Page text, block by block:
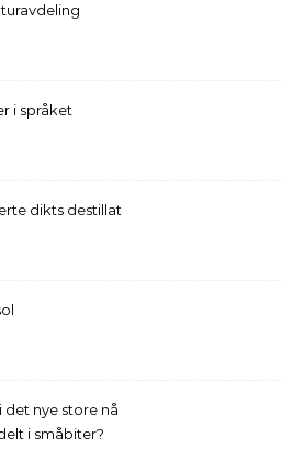
i språket
dikts destillat
det nye store nå
i småbiter?